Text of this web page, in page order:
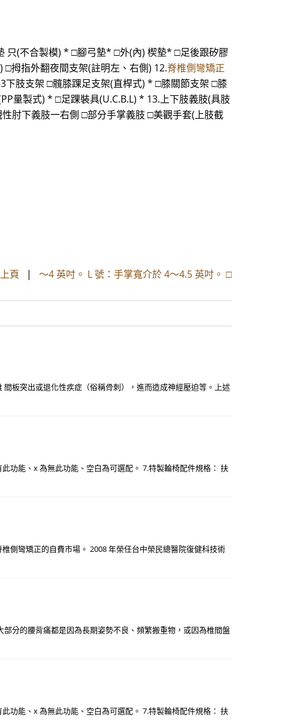
只(不合製模) * □腳弓墊* □外(內) 楔墊* □足後跟矽膠
拇指外翻夜間支架(註明左、右側) 12.脊椎側彎矯正
下肢支架 □髖膝踝足支架(直桿式) * □膝關節支架 □膝
量製式) * □足踝裝具(U.C.B.L) * 13.上下肢義肢(具肢
肘下義肢一右側 □部分手掌義肢 □美觀手套(上肢截
頁 | ～4 英吋。 L 號：手掌寬介於 4～4.5 英吋。 □
板突出或退化性疾症（俗稱骨刺），進而造成神經壓迫等。上述
功能、x 為無此功能、空白為可選配。 7.特製輪椅配件規格： 扶
側彎矯正的自費市場。 2008 年榮任台中榮民總醫院復健科技術
分的腰背痛都是因為長期姿勢不良、頻繁搬重物，或因為椎間盤
功能、x 為無此功能、空白為可選配。 7.特製輪椅配件規格： 扶